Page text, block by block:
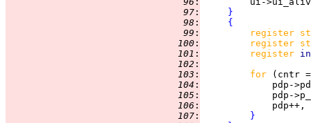
  97
:
}
  98
:
{
  99
:
register
100 :
register
101 : register
102 :
103 : for
(cntr
104 :
pdp-
105 :
106 :
107 :
}